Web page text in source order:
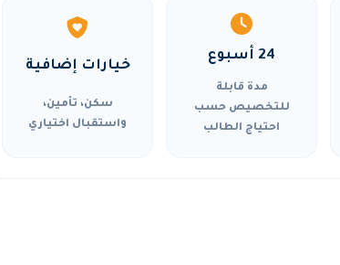
24 أسبوع
مدة قابلة
للتخصيص حسب
احتياج الطالب
خيارات إضافية
سكن، تأمين،
واستقبال اختياري